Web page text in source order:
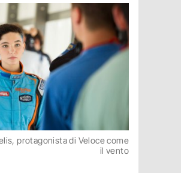
protagonista di Veloce come
il vento